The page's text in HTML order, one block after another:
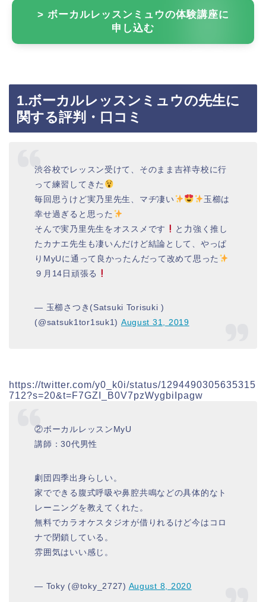
> ボーカルレッスンミュウの体験講座に
申し込む
1.ボーカルレッスンミュウの先生に
関する評判・口コミ
渋谷校でレッスン受けて、そのまま吉祥寺校に行
って練習してきた
毎回思うけど実乃里先生、マヂ凄い
玉櫛は
幸せ過ぎると思った
そんで実乃里先生をオススメです
と力強く推し
たカナエ先生も凄いんだけど結論として、やっぱ
りMyUに通って良かったんだって改めて思った
９月14日頑張る
— 玉櫛さつき(Satsuki Torisuki )
(@satsuk1tor1suk1) August 31, 2019
https://twitter.com/y0_k0i/status/1294490305635315
712?s=20&t=F7GZI_B0V7pzWygbiIpagw
②ボーカルレッスンMyU
講師：30代男性
劇団四季出身らしい。
家でできる腹式呼吸や鼻腔共鳴などの具体的なト
レーニングを教えてくれた。
無料でカラオケスタジオが借りれるけど今はコロ
ナで閉鎖している。
雰囲気はいい感じ。
— Toky (@toky_2727) August 8, 2020